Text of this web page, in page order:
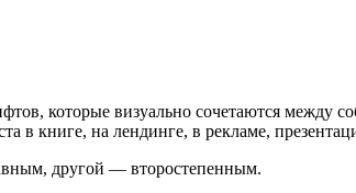
которые визуально сочетаются между
в книге, на лендинге, в рекламе,
другой — второстепенным.